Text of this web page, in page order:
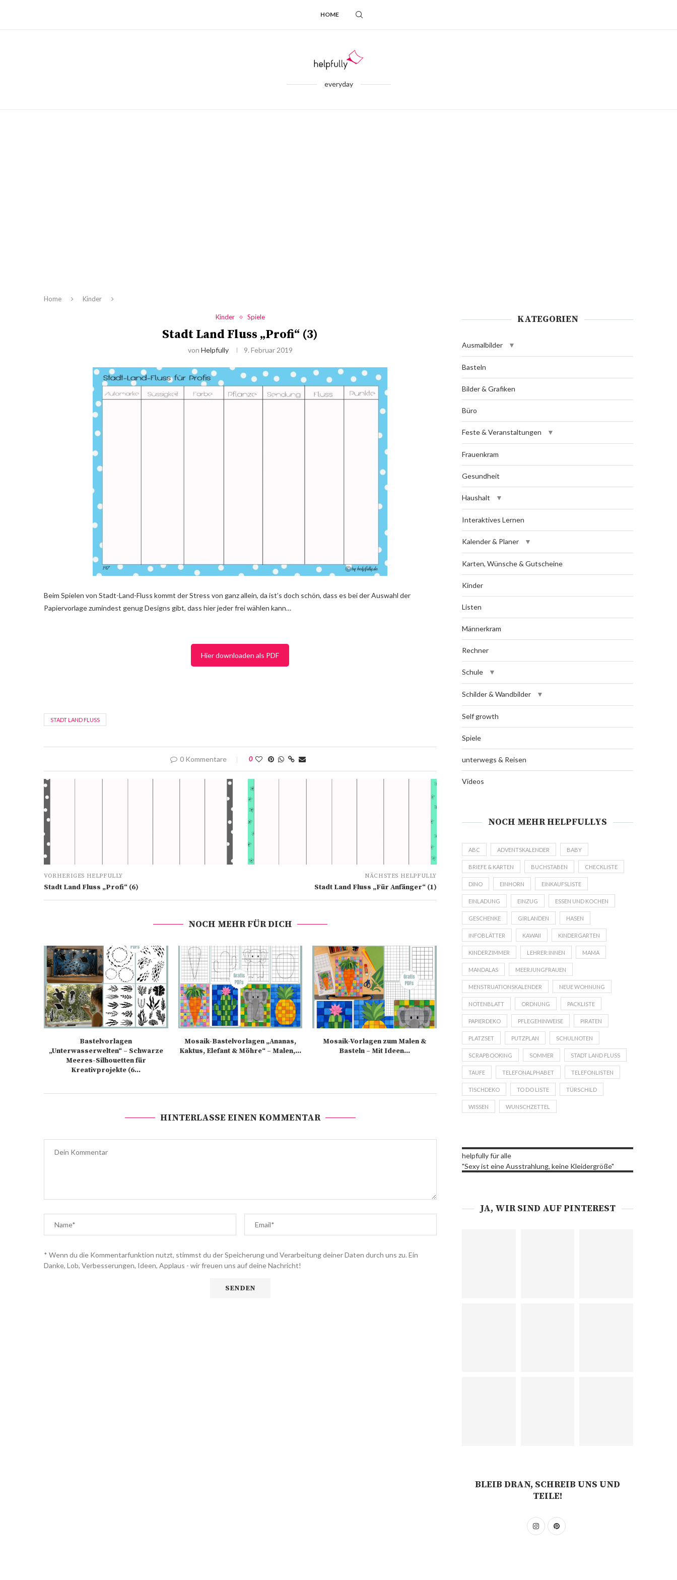
HOME
everyday
Home Kinder
Kinder Spiele
Stadt Land Fluss „Profi“ (3)
von Helpfully 9. Februar 2019
Beim Spielen von Stadt-Land-Fluss kommt der Stress von ganz allein, da ist’s doch schön, dass es bei der Auswahl der
Papiervorlage zumindest genug Designs gibt, dass hier jeder frei wählen kann…
Hier downloaden als PDF
STADT LAND FLUSS
0 Kommentare 0
VORHERIGES HELPFULLY
Stadt Land Fluss „Profi“ (6)
NÄCHSTES HELPFULLY
Stadt Land Fluss „Für Anfänger“ (1)
NOCH MEHR FÜR DICH
Bastelvorlagen
„Unterwasserwelten“ – Schwarze
Meeres-Silhouetten für
Kreativprojekte (6...
Mosaik-Bastelvorlagen „Ananas,
Kaktus, Elefant & Möhre“ – Malen,...
Mosaik-Vorlagen zum Malen &
Basteln – Mit Ideen...
HINTERLASSE EINEN KOMMENTAR
* Wenn du die Kommentarfunktion nutzt, stimmst du der Speicherung und Verarbeitung deiner Daten durch uns zu. Ein
Danke, Lob, Verbesserungen, Ideen, Applaus - wir freuen uns auf deine Nachricht!
KATEGORIEN
Ausmalbilder
Basteln
Bilder & Grafiken
Büro
Feste & Veranstaltungen
Frauenkram
Gesundheit
Haushalt
Interaktives Lernen
Kalender & Planer
Karten, Wünsche & Gutscheine
Kinder
Listen
Männerkram
Rechner
Schule
Schilder & Wandbilder
Self growth
Spiele
unterwegs & Reisen
Videos
NOCH MEHR HELPFULLYS
ABC ADVENTSKALENDER BABY
BRIEFE & KARTEN BUCHSTABEN CHECKLISTE
DINO EINHORN EINKAUFSLISTE
EINLADUNG EINZUG ESSEN UND KOCHEN
GESCHENKE GIRLANDEN HASEN
INFOBLÄTTER KAWAII KINDERGARTEN
KINDERZIMMER LEHRER:INNEN MAMA
MANDALAS MEERJUNGFRAUEN
MENSTRUATIONSKALENDER NEUE WOHNUNG
NOTENBLATT ORDNUNG PACKLISTE
PAPIERDEKO PFLEGEHINWEISE PIRATEN
PLATZSET PUTZPLAN SCHULNOTEN
SCRAPBOOKING SOMMER STADT LAND FLUSS
TAUFE TELEFONALPHABET TELEFONLISTEN
TISCHDEKO TO DO LISTE TÜRSCHILD
WISSEN WUNSCHZETTEL
helpfully für alle
"Sexy ist eine Ausstrahlung, keine Kleidergröße"
JA, WIR SIND AUF PINTEREST
BLEIB DRAN, SCHREIB UNS UND
TEILE!